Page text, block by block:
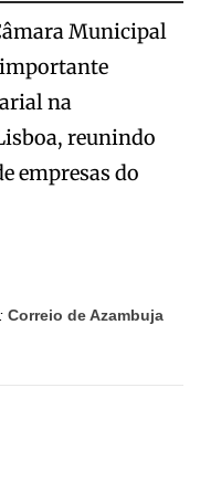
Municipal
na
reunindo
empresas do
Correio de Azambuja